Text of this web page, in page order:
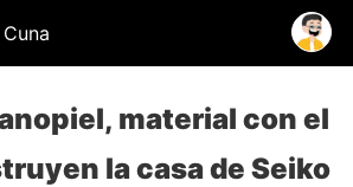
material con el
la casa de Seiko